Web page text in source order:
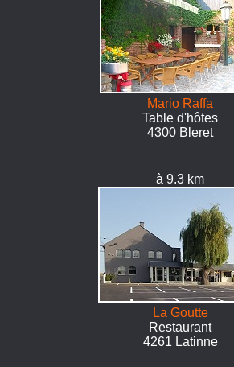
Mario Raffa
Table d'hôtes
4300 Bleret
à 9.3 km
La Goutte
Restaurant
4261 Latinne